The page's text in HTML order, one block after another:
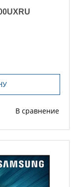
В сравнение